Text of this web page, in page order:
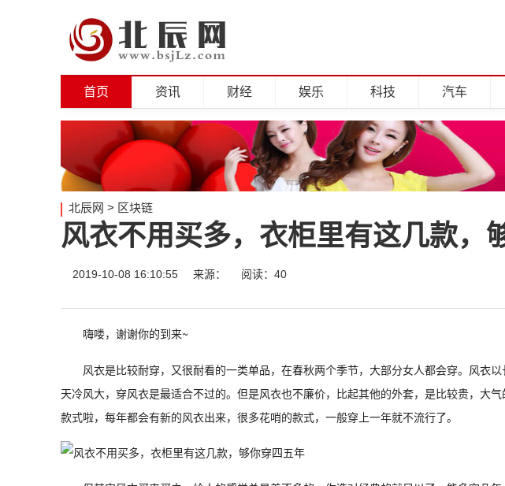
首页 资讯 财经 娱乐 科技 汽车
北辰网 > 区块链
风衣不用买多，衣柜里有这几款，
2019-10-08 16:10:55 来源： 阅读：40
嗨喽，谢谢你的到来~
风衣是比较耐穿，又很耐看的一类单品，在春秋两个季节，大部分女人都会穿。风衣
天冷风大，穿风衣是最适合不过的。但是风衣也不廉价，比起其他的外套，是比较贵，大
款式啦，每年都会有新的风衣出来，很多花哨的款式，一般穿上一年就不流行了。